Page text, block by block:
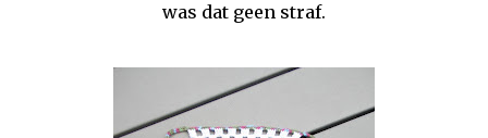
was dat geen straf.